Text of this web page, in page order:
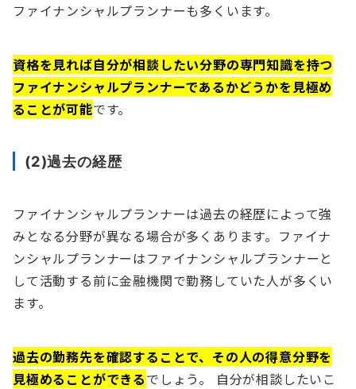
ファイナンシャルプランナーも多くいます。
資格を見れば自分が相談したい分野の専門知識を持つ
ファイナンシャルプランナーであるかどうかを見極め
ることが可能です。
(2)過去の経歴
ファイナンシャルプランナーは過去の経歴によって強
みとなる分野が異なる場合が多くあります。ファイナ
ンシャルプランナーはファイナンシャルプランナーと
して活動する前に金融機関で勤務していた人が多くい
ます。
過去の勤務先を確認することで、その人の得意分野を
見極めることができるでしょう。 自分が相談したいこ